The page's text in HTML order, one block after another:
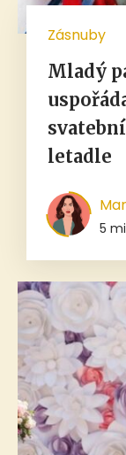
Zásnuby
Mladý
letadle
5